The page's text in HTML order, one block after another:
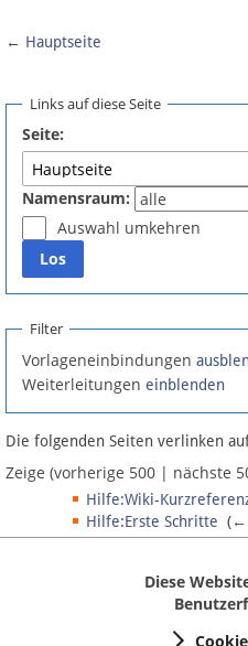
FAQ
Spenden
Fördermitglied werden
Fehler melden
Newsletter
Bluesky
Facebook
← Hauptseite
Links auf diese Seite
Seite:
Namensraum:
Auswahl umkehren
Filter
Vorlageneinbindungen
Weiterleitungen einblenden
Die folgenden Seiten verlinken
Zeige (vorherige 500 | nächste
Hilfe:Wiki-
Hilfe:Erste Schritte (←
MediaWiki:Exporttext‎(
Diese